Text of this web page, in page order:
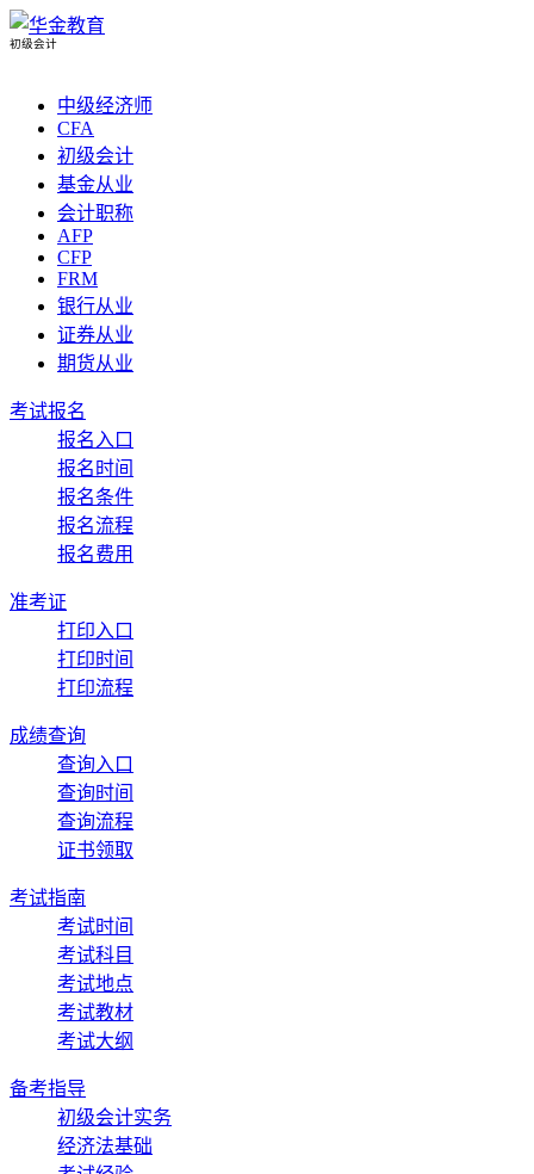
初级会计
中级经济师
CFA
初级会计
基金从业
会计职称
AFP
CFP
FRM
银行从业
证券从业
期货从业
考试报名
报名入口
报名时间
报名条件
报名流程
报名费用
准考证
打印入口
打印时间
打印流程
成绩查询
查询入口
查询时间
查询流程
证书领取
考试指南
考试时间
考试科目
考试地点
考试教材
考试大纲
备考指导
初级会计实务
经济法基础